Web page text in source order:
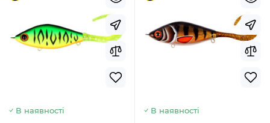
В наявності
В наявності